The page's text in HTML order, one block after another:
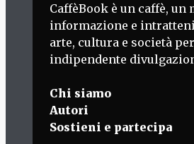
CaffèBook è un caffè, un
informazione e
arte, cultura e società
indipendente
Chi siamo
Autori
Sostieni e partecipa